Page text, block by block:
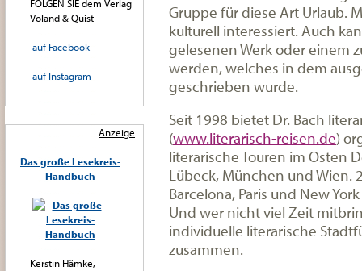
Gruppe für diese Art Urlaub.
kulturell interessiert. Auch
gelesenen Werk oder einem
werden, welches in dem
geschrieben wurde.
Seit 1998 bietet Dr. Bach
(www.literarisch-reisen.de)
literarische Touren im Osten
Lübeck, München und Wien.
Barcelona, Paris und New
Und wer nicht viel Zeit
individuelle literarische
zusammen.
FOLGEN SIE dem Verlag
Voland & Quist
auf Facebook
auf Instagram
Anzeige
Das große Lesekreis-
Handbuch
Kerstin Hämke,